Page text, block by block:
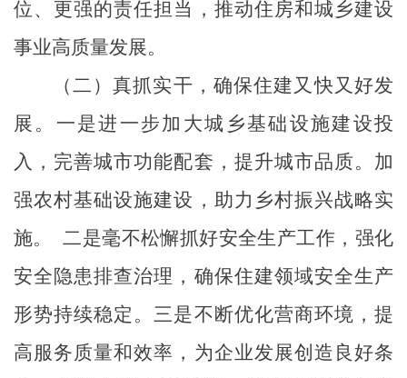
位、更强的责任担当，推动住房和城乡建设
事业高质量发展。
（二）真抓实干，确保住建又快又好发
展 。 一是进一步加大城乡基础设施建设投
入，完善城市功能配套，提升城市品质。加
强农村基础设施建设，助力乡村振兴战略实
施。
二是毫不松懈抓好安全生产工作，强化
安全隐患排查治理，确保住建领域安全生产
形势持续稳定。 三是不断优化营商环境，提
高服务质量和效率，为企业发展创造良好条